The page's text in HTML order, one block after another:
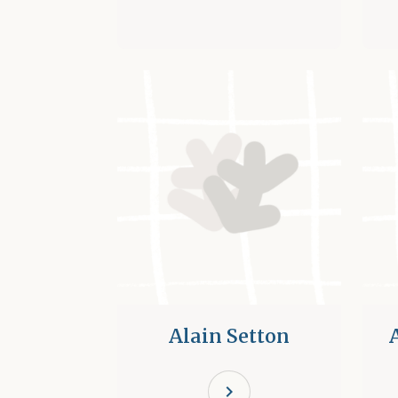
Alain Setton
chevron_right